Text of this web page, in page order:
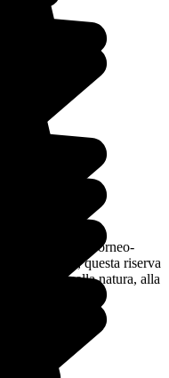
dell'isola di Borneo-
ettari, questa riserva
un'uscita nella natura, alla